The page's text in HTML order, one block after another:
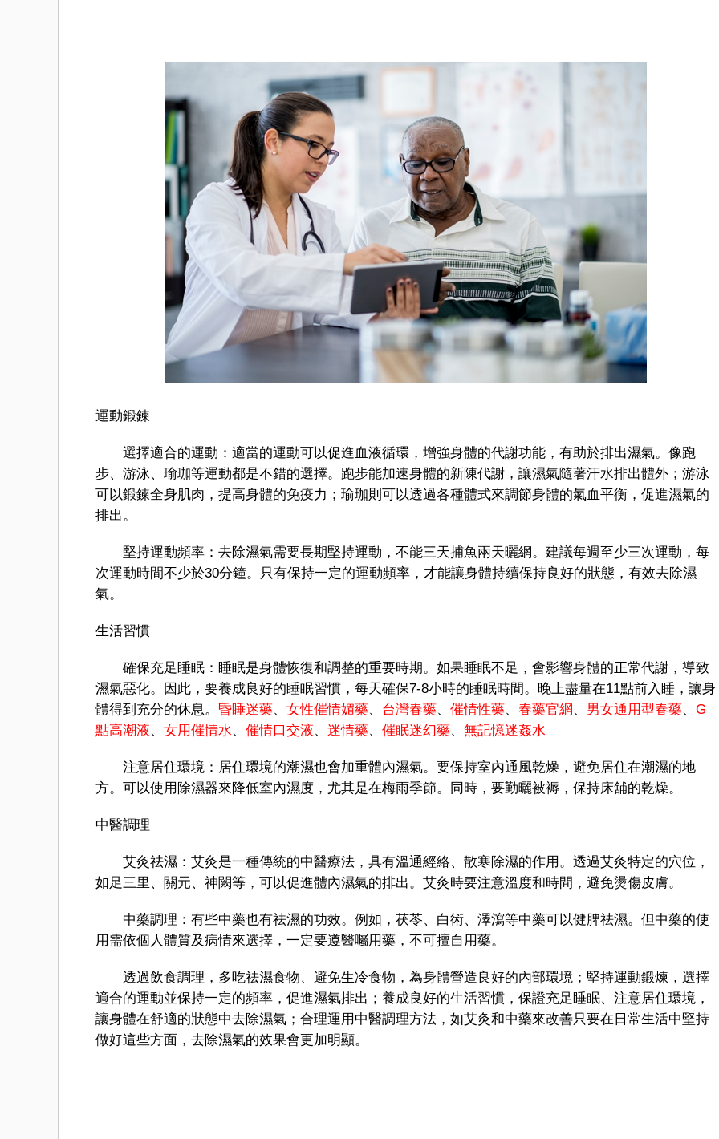
運動鍛鍊
選擇適合的運動：適當的運動可以促進血液循環，增強身體的代謝功能，有助於排出濕氣。像跑
步、游泳、瑜珈等運動都是不錯的選擇。跑步能加速身體的新陳代謝，讓濕氣隨著汗水排出體外；游泳
可以鍛鍊全身肌肉，提高身體的免疫力；瑜珈則可以透過各種體式來調節身體的氣血平衡，促進濕氣的
排出。
堅持運動頻率：去除濕氣需要長期堅持運動，不能三天捕魚兩天曬網。建議每週至少三次運動，每
次運動時間不少於30分鐘。只有保持一定的運動頻率，才能讓身體持續保持良好的狀態，有效去除濕
氣。
生活習慣
確保充足睡眠：睡眠是身體恢復和調整的重要時期。如果睡眠不足，會影響身體的正常代謝，導致
濕氣惡化。因此，要養成良好的睡眠習慣，每天確保7-8小時的睡眠時間。晚上盡量在11點前入睡，讓身
體得到充分的休息。 昏睡迷藥、 女性催情媚藥、 台灣春藥、 催情性藥、 春藥官網 、 男女通用型春藥、 G
點高潮液、 女用催情水、 催情口交液、 迷情藥、 催眠迷幻藥、 無記憶迷姦水
注意居住環境：居住環境的潮濕也會加重體內濕氣。要保持室內通風乾燥，避免居住在潮濕的地
方。可以使用除濕器來降低室內濕度，尤其是在梅雨季節。同時，要勤曬被褥，保持床舖的乾燥。
中醫調理
艾灸祛濕：艾灸是一種傳統的中醫療法，具有溫通經絡、散寒除濕的作用。透過艾灸特定的穴位，
如足三里、關元、神闕等，可以促進體內濕氣的排出。艾灸時要注意溫度和時間，避免燙傷皮膚。
中藥調理：有些中藥也有祛濕的功效。例如，茯苓、白術、澤瀉等中藥可以健脾祛濕。但中藥的使
用需依個人體質及病情來選擇，一定要遵醫囑用藥，不可擅自用藥。
透過飲食調理，多吃祛濕食物、避免生冷食物，為身體營造良好的內部環境；堅持運動鍛煉，選擇
適合的運動並保持一定的頻率，促進濕氣排出；養成良好的生活習慣，保證充足睡眠、注意居住環境，
讓身體在舒適的狀態中去除濕氣；合理運用中醫調理方法，如艾灸和中藥來改善只要在日常生活中堅持
做好這些方面，去除濕氣的效果會更加明顯。